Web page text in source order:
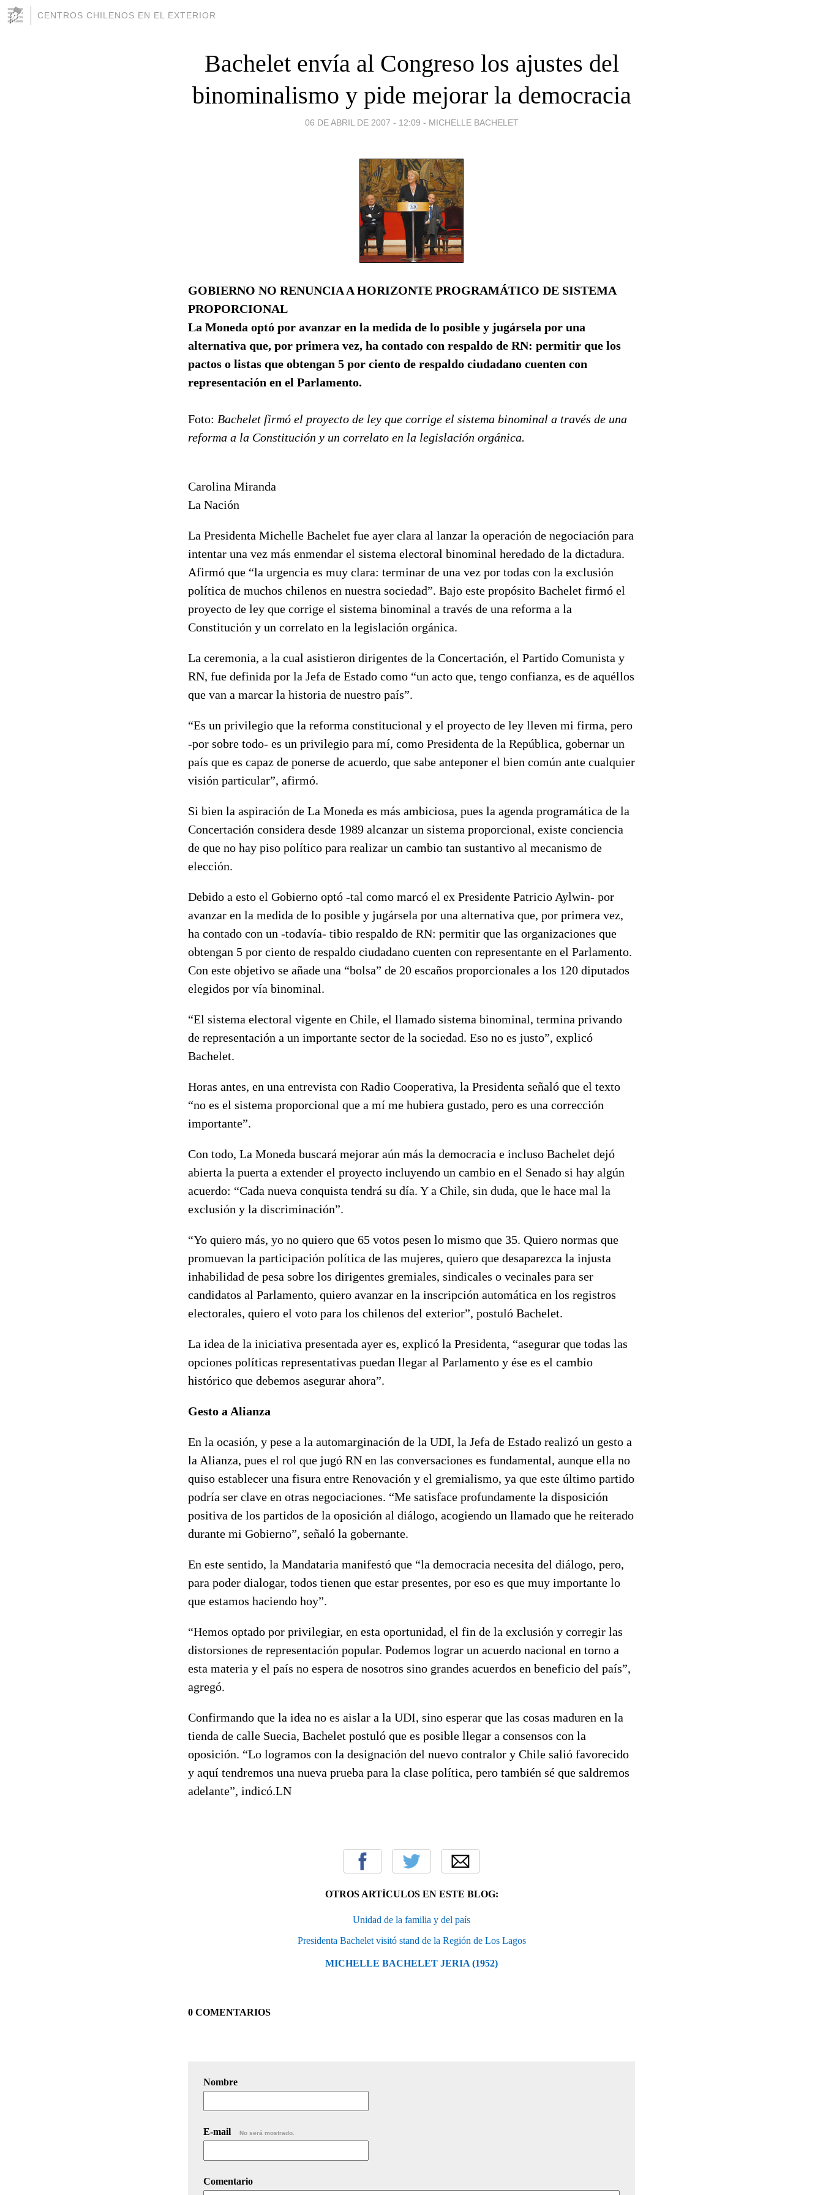
CENTROS CHILENOS EN EL EXTERIOR
Bachelet envía al Congreso los ajustes del
binominalismo y pide mejorar la democracia
06 DE ABRIL DE 2007 - 12:09 - MICHELLE BACHELET
GOBIERNO NO RENUNCIA A HORIZONTE PROGRAMÁTICO DE SISTEMA
PROPORCIONAL
La Moneda optó por avanzar en la medida de lo posible y jugársela por una
alternativa que, por primera vez, ha contado con respaldo de RN: permitir que los
pactos o listas que obtengan 5 por ciento de respaldo ciudadano cuenten con
representación en el Parlamento.
Foto: Bachelet firmó el proyecto de ley que corrige el sistema binominal a través de una
reforma a la Constitución y un correlato en la legislación orgánica.
Carolina Miranda
La Nación
La Presidenta Michelle Bachelet fue ayer clara al lanzar la operación de negociación para
intentar una vez más enmendar el sistema electoral binominal heredado de la dictadura.
Afirmó que “la urgencia es muy clara: terminar de una vez por todas con la exclusión
política de muchos chilenos en nuestra sociedad”. Bajo este propósito Bachelet firmó el
proyecto de ley que corrige el sistema binominal a través de una reforma a la
Constitución y un correlato en la legislación orgánica.
La ceremonia, a la cual asistieron dirigentes de la Concertación, el Partido Comunista y
RN, fue definida por la Jefa de Estado como “un acto que, tengo confianza, es de aquéllos
que van a marcar la historia de nuestro país”.
“Es un privilegio que la reforma constitucional y el proyecto de ley lleven mi firma, pero
-por sobre todo- es un privilegio para mí, como Presidenta de la República, gobernar un
país que es capaz de ponerse de acuerdo, que sabe anteponer el bien común ante cualquier
visión particular”, afirmó.
Si bien la aspiración de La Moneda es más ambiciosa, pues la agenda programática de la
Concertación considera desde 1989 alcanzar un sistema proporcional, existe conciencia
de que no hay piso político para realizar un cambio tan sustantivo al mecanismo de
elección.
Debido a esto el Gobierno optó -tal como marcó el ex Presidente Patricio Aylwin- por
avanzar en la medida de lo posible y jugársela por una alternativa que, por primera vez,
ha contado con un -todavía- tibio respaldo de RN: permitir que las organizaciones que
obtengan 5 por ciento de respaldo ciudadano cuenten con representante en el Parlamento.
Con este objetivo se añade una “bolsa” de 20 escaños proporcionales a los 120 diputados
elegidos por vía binominal.
“El sistema electoral vigente en Chile, el llamado sistema binominal, termina privando
de representación a un importante sector de la sociedad. Eso no es justo”, explicó
Bachelet.
Horas antes, en una entrevista con Radio Cooperativa, la Presidenta señaló que el texto
“no es el sistema proporcional que a mí me hubiera gustado, pero es una corrección
importante”.
Con todo, La Moneda buscará mejorar aún más la democracia e incluso Bachelet dejó
abierta la puerta a extender el proyecto incluyendo un cambio en el Senado si hay algún
acuerdo: “Cada nueva conquista tendrá su día. Y a Chile, sin duda, que le hace mal la
exclusión y la discriminación”.
“Yo quiero más, yo no quiero que 65 votos pesen lo mismo que 35. Quiero normas que
promuevan la participación política de las mujeres, quiero que desaparezca la injusta
inhabilidad de pesa sobre los dirigentes gremiales, sindicales o vecinales para ser
candidatos al Parlamento, quiero avanzar en la inscripción automática en los registros
electorales, quiero el voto para los chilenos del exterior”, postuló Bachelet.
La idea de la iniciativa presentada ayer es, explicó la Presidenta, “asegurar que todas las
opciones políticas representativas puedan llegar al Parlamento y ése es el cambio
histórico que debemos asegurar ahora”.
Gesto a Alianza
En la ocasión, y pese a la automarginación de la UDI, la Jefa de Estado realizó un gesto a
la Alianza, pues el rol que jugó RN en las conversaciones es fundamental, aunque ella no
quiso establecer una fisura entre Renovación y el gremialismo, ya que este último partido
podría ser clave en otras negociaciones. “Me satisface profundamente la disposición
positiva de los partidos de la oposición al diálogo, acogiendo un llamado que he reiterado
durante mi Gobierno”, señaló la gobernante.
En este sentido, la Mandataria manifestó que “la democracia necesita del diálogo, pero,
para poder dialogar, todos tienen que estar presentes, por eso es que muy importante lo
que estamos haciendo hoy”.
“Hemos optado por privilegiar, en esta oportunidad, el fin de la exclusión y corregir las
distorsiones de representación popular. Podemos lograr un acuerdo nacional en torno a
esta materia y el país no espera de nosotros sino grandes acuerdos en beneficio del país”,
agregó.
Confirmando que la idea no es aislar a la UDI, sino esperar que las cosas maduren en la
tienda de calle Suecia, Bachelet postuló que es posible llegar a consensos con la
oposición. “Lo logramos con la designación del nuevo contralor y Chile salió favorecido
y aquí tendremos una nueva prueba para la clase política, pero también sé que saldremos
adelante”, indicó.LN
OTROS ARTÍCULOS EN ESTE BLOG:
Unidad de la familia y del país
Presidenta Bachelet visitó stand de la Región de Los Lagos
MICHELLE BACHELET JERIA (1952)
0 COMENTARIOS
Nombre
E-mail No será mostrado.
Comentario